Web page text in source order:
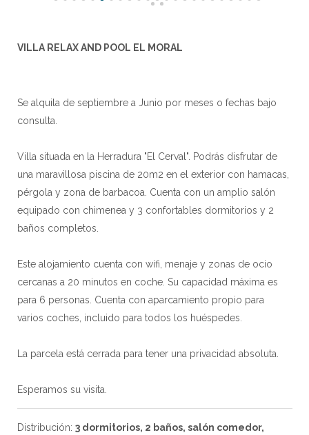
VILLA RELAX AND POOL EL MORAL
Se alquila de septiembre a Junio por meses o fechas bajo
consulta.
Villa situada en la Herradura "El Cerval". Podrás disfrutar de
una maravillosa piscina de 20m2 en el exterior con hamacas,
pérgola y zona de barbacoa. Cuenta con un amplio salón
equipado con chimenea y 3 confortables dormitorios y 2
baños completos.
Este alojamiento cuenta con wifi, menaje y zonas de ocio
cercanas a 20 minutos en coche. Su capacidad máxima es
para 6 personas. Cuenta con aparcamiento propio para
varios coches, incluido para todos los huéspedes.
La parcela está cerrada para tener una privacidad absoluta.
Esperamos su visita.
Distribución: 3 dormitorios, 2 baños, salón comedor,